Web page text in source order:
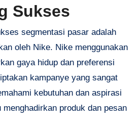
Sukses
segmentasi pasar adalah
oleh Nike. Nike menggunakan
gaya hidup dan preferensi
kampanye yang sangat
kebutuhan dan aspirasi
produk dan pesan